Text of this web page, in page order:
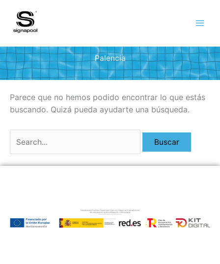
contenido
Palencia
Parece que no hemos podido encontrar lo que estás
buscando. Quizá pueda ayudarte una búsqueda.
por: